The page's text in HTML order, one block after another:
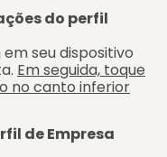
do perfil
seu dispositivo
Em seguida, toque
no canto inferior
de Empresa